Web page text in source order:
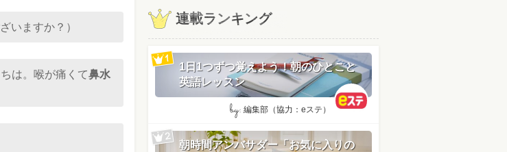
いますか？）
は。喉が痛くて鼻水
連載ランキング
1日1つずつ覚えよう！朝のひとこと
英語レッスン
by: 編集部（協力：eステ）
朝時間アンバサダー「お気に入りの